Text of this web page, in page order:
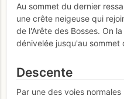
Au sommet du dernier
une crête neigeuse qui
de l'Arête des Bosses. On
dénivelée jusqu'au sommet
Descente
Par une des voies normales